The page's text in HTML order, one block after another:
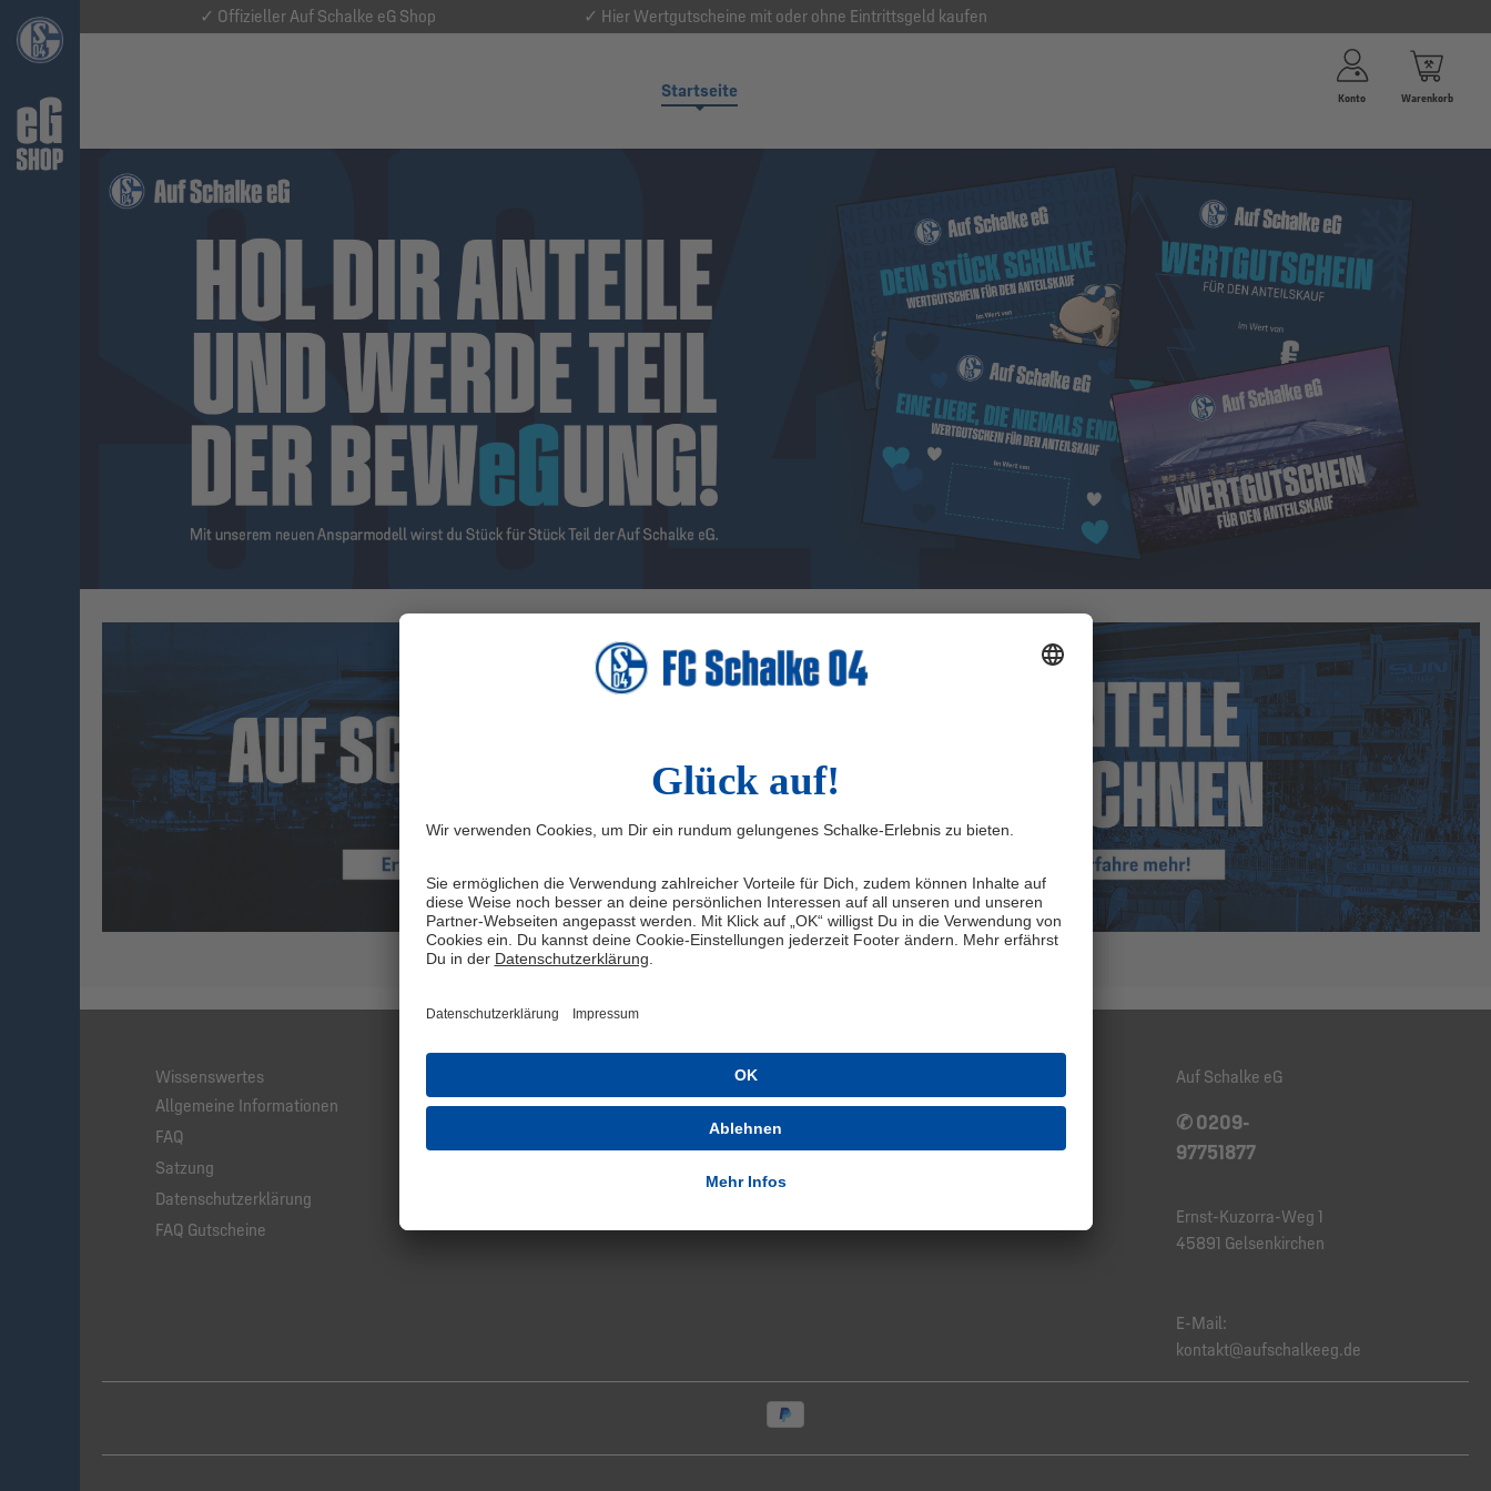
✓ Offizieller Auf Schalke eG Shop ✓ Hier Wertgutscheine mit oder ohne Eintrittsgeld kaufen
Startseite Konto Warenkorb
Wissenswertes
Allgemeine Informationen
FAQ
Satzung
Datenschutzerklärung
FAQ Gutscheine
Impressum
Auf Schalke eG
✆ 0209-
97751877
Ernst-Kuzorra-Weg 1
45891 Gelsenkirchen
E-Mail:
kontakt@aufschalkeeg.de